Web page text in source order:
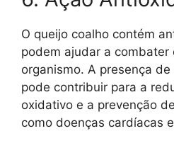
O queijo coalho contém
podem ajudar a combater
organismo. A presença
pode contribuir para a
oxidativo e a prevenção
como doenças cardíacas